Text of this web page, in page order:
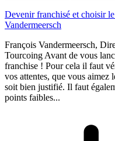
Devenir franchisé et choisir
Vandermeersch
François Vandermeersch,
Tourcoing Avant de vous
franchise ! Pour cela il faut
vos attentes, que vous aimez
soit bien justifié. Il faut
points faibles...